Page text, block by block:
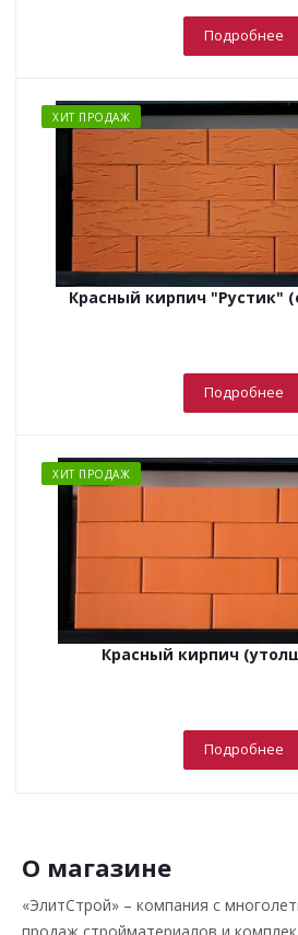
Подробнее
ХИТ ПРОДАЖ
Красный кирпич "Рустик"
Подробнее
ХИТ ПРОДАЖ
Красный кирпич
Подробнее
О магазине
«ЭлитСтрой» – компания с